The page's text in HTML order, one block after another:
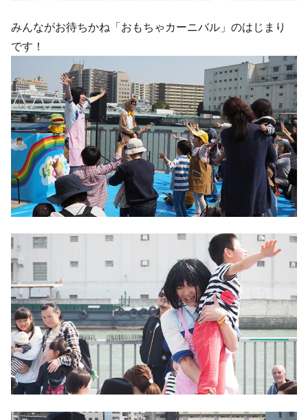
みんながお待ちかね「おもちゃカーニバル」のはじまり
です！